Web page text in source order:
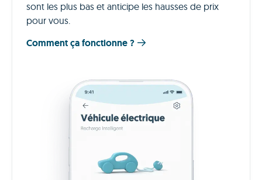
sont les plus bas et anticipe les hausses de prix
pour vous.
Comment ça fonctionne ?